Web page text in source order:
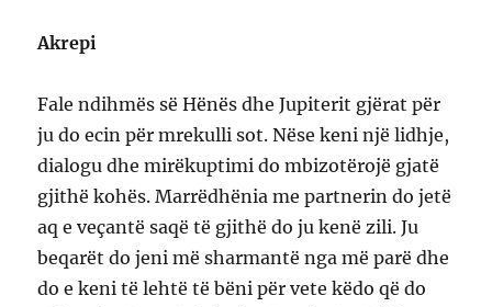
Akrepi
Fale ndihmës së Hënës dhe Jupiterit gjërat për
ju do ecin për mrekulli sot. Nëse keni një lidhje,
dialogu dhe mirëkuptimi do mbizotërojë gjatë
gjithë kohës. Marrëdhënia me partnerin do jetë
aq e veçantë saqë të gjithë do ju kenë zili. Ju
beqarët do jeni më sharmantë nga më parë dhe
do e keni të lehtë të bëni për vete këdo që do